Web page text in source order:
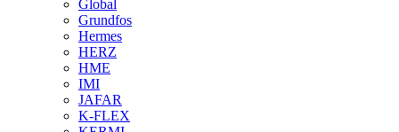
Global
Grundfos
Hermes
HERZ
HME
IMI
JAFAR
K-FLEX